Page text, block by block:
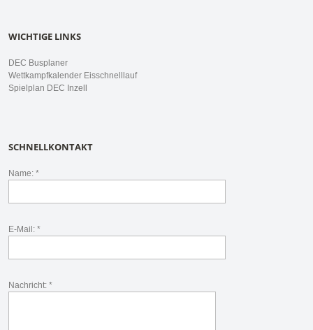
WICHTIGE LINKS
DEC Busplaner
Wettkampfkalender Eisschnelllauf
Spielplan DEC Inzell
SCHNELLKONTAKT
Name: *
E-Mail: *
Nachricht: *